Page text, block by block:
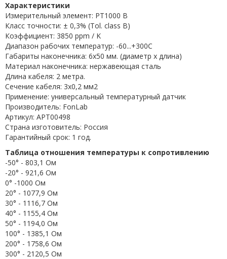
Характеристики
Измерительный элемент: PT1000 B
Класс точности: ± 0,3% (Tol. class B)
Коэффициент: 3850 ppm / K
Диапазон рабочих температур: -60...+300C
Габариты наконечника: 6x50 мм. (диаметр х длина)
Материал наконечника: нержавеющая сталь
Длина кабеля: 2 метра.
Сечение кабеля: 3x0,2 мм2
Применение: универсальный температурный датчик
Производитель: FonLab
Артикул: APT00498
Страна изготовитель: Россия
Гарантийный срок: 1 год.
Таблица отношения температуры к сопротивлению
-50° - 803,1 Ом
-20° - 921,6 Ом
0° -1000 Ом
20° - 1077,9 Ом
30° - 1116,7 Ом
40° - 1155,4 Ом
50° - 1194,0 Ом
100° - 1385,1 Ом
200° - 1758,6 Ом
300° - 2120,5 Ом